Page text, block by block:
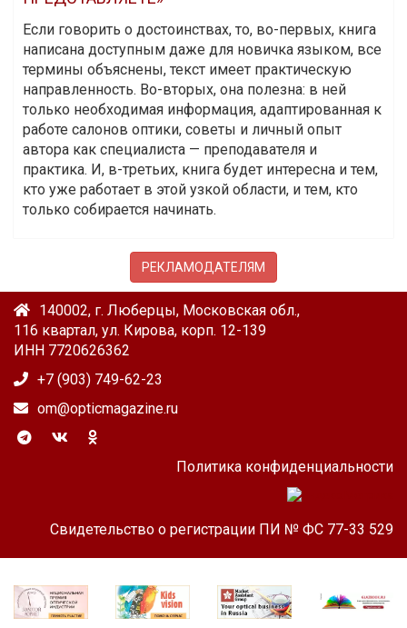
Если говорить о достоинствах, то, во-первых, книга
написана доступным даже для новичка языком, все
термины объяснены, текст имеет практическую
направленность. Во-вторых, она полезна: в ней
только необходимая информация, адаптированная к
работе салонов оптики, советы и личный опыт
автора как специалиста — преподавателя и
практика. И, в-третьих, книга будет интересна и тем,
кто уже работает в этой узкой области, и тем, кто
только собирается начинать.
РЕКЛАМОДАТЕЛЯМ
140002, г. Люберцы, Московская обл.,
116 квартал, ул. Кирова, корп. 12-139
ИНН 7720626362
+7 (903) 749-62-23
om@opticmagazine.ru
Политика конфиденциальности
Свидетельство о регистрации ПИ № ФС 77-33 529